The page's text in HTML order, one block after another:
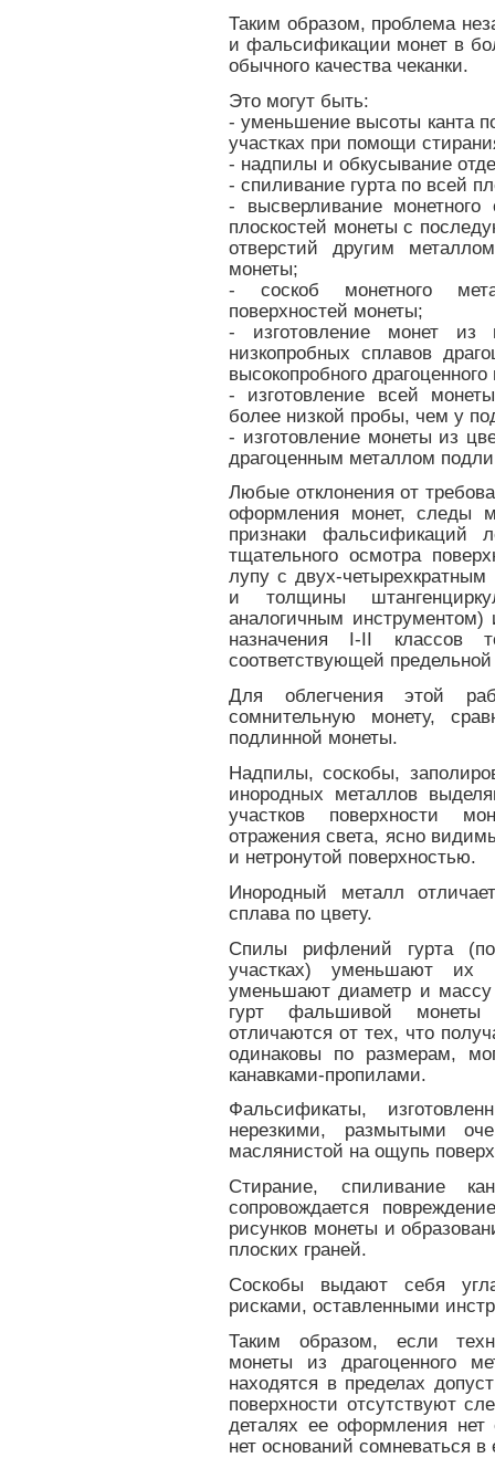
Таким образом, проблема
и фальсификации монет в
обычного качества чеканки.
Это могут быть:
- уменьшение высоты канта
участках при помощи
- надпилы и обкусывание
- спиливание гурта по всей
- высверливание
плоскостей монеты с
отверстий другим
монеты;
- соскоб монетного
поверхностей монеты;
- изготовление монет из
низкопробных сплавов
высокопробного
- изготовление всей
более низкой пробы, чем у
- изготовление монеты из
драгоценным металлом
Любые отклонения от
оформления монет, следы
признаки фальсификаций
тщательного осмотра
лупу с двух-
и толщины
аналогичным
назначения I-II классов
соответствующей
Для облегчения этой
сомнительную монету,
подлинной монеты.
Надпилы, соскобы,
инородных металлов
участков поверхности
отражения света, ясно
и нетронутой поверхностью.
Инородный металл
сплава по цвету.
Спилы рифлений гурта
участках) уменьшают их
уменьшают диаметр и
гурт фальшивой монеты
отличаются от тех, что
одинаковы по размерам,
канавками-пропилами.
Фальсификаты,
нерезкими, размытыми
маслянистой на ощупь
Стирание, спиливание
сопровождается
рисунков монеты и
плоских граней.
Соскобы выдают себя
рисками, оставленными
Таким образом, если
монеты из драгоценного
находятся в пределах
поверхности отсутствуют
деталях ее оформления нет
нет оснований сомневаться